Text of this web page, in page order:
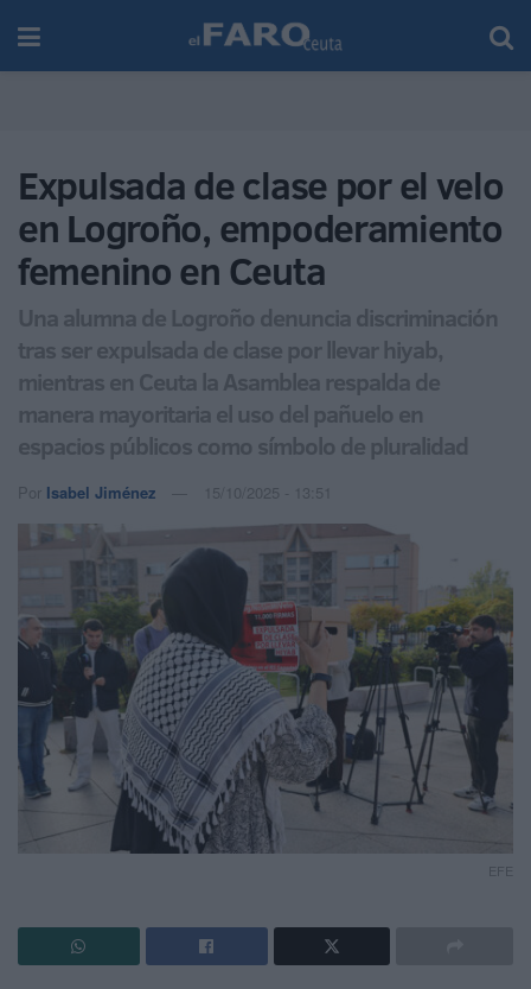
Expulsada de clase por el velo
en Logroño, empoderamiento
femenino en Ceuta
Una alumna de Logroño denuncia discriminación
tras ser expulsada de clase por llevar hiyab,
mientras en Ceuta la Asamblea respalda de
manera mayoritaria el uso del pañuelo en
espacios públicos como símbolo de pluralidad
Por Isabel Jiménez 15/10/2025 - 13:51
EFE